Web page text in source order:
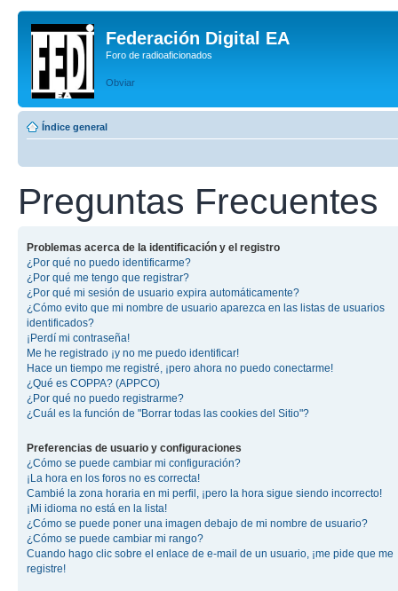
Federación Digital EA
Foro de radioaficionados
Obviar
Índice general
Preguntas Frecuentes
Problemas acerca de la identificación y el registro
¿Por qué no puedo identificarme?
¿Por qué me tengo que registrar?
¿Por qué mi sesión de usuario expira automáticamente?
¿Cómo evito que mi nombre de usuario aparezca en las listas de usuarios
identificados?
¡Perdí mi contraseña!
Me he registrado ¡y no me puedo identificar!
Hace un tiempo me registré, ¡pero ahora no puedo conectarme!
¿Qué es COPPA? (APPCO)
¿Por qué no puedo registrarme?
¿Cuál es la función de "Borrar todas las cookies del Sitio"?
Preferencias de usuario y configuraciones
¿Cómo se puede cambiar mi configuración?
¡La hora en los foros no es correcta!
Cambié la zona horaria en mi perfil, ¡pero la hora sigue siendo incorrecto!
¡Mi idioma no está en la lista!
¿Cómo se puede poner una imagen debajo de mi nombre de usuario?
¿Cómo se puede cambiar mi rango?
Cuando hago clic sobre el enlace de e-mail de un usuario, ¡me pide que me
registre!